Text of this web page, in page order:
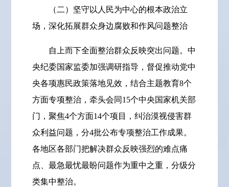
（二）坚守以人民为中心的根本政治立
场，深化拓展群众身边腐败和作风问题整治
自上而下全面整治群众反映突出问题。中
央纪委国家监委加强调研指导，督促推动党中
央各项惠民政策落地见效，结合主题教育8个
方面专项整治，牵头会同15个中央国家机关部
门，聚焦4个方面14个项目，纠治漠视侵害群
众利益问题，分4批公布专项整治工作成果。
各地区各部门把解决群众反映强烈的难点痛
点、最急最忧最盼问题作为重中之重，分级分
类集中整治。